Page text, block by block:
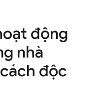
động
nhà
độc